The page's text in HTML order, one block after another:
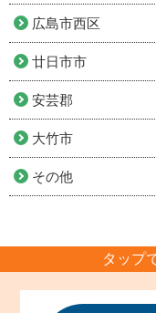
広島市西区
廿日市市
安芸郡
大竹市
その他
タップ